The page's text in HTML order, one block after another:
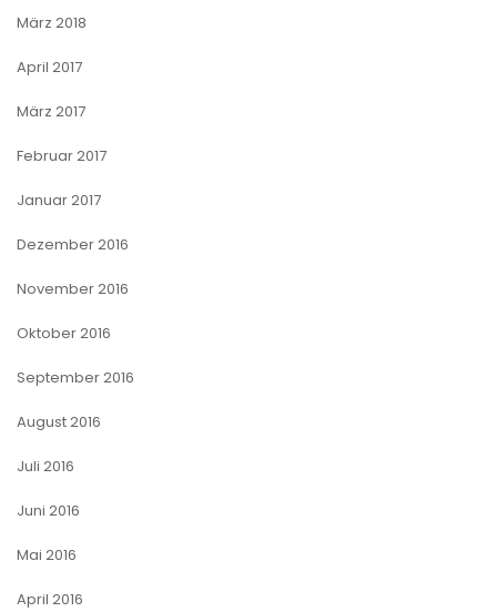
März 2018
April 2017
März 2017
Februar 2017
Januar 2017
Dezember 2016
November 2016
Oktober 2016
September 2016
August 2016
Juli 2016
Juni 2016
Mai 2016
April 2016